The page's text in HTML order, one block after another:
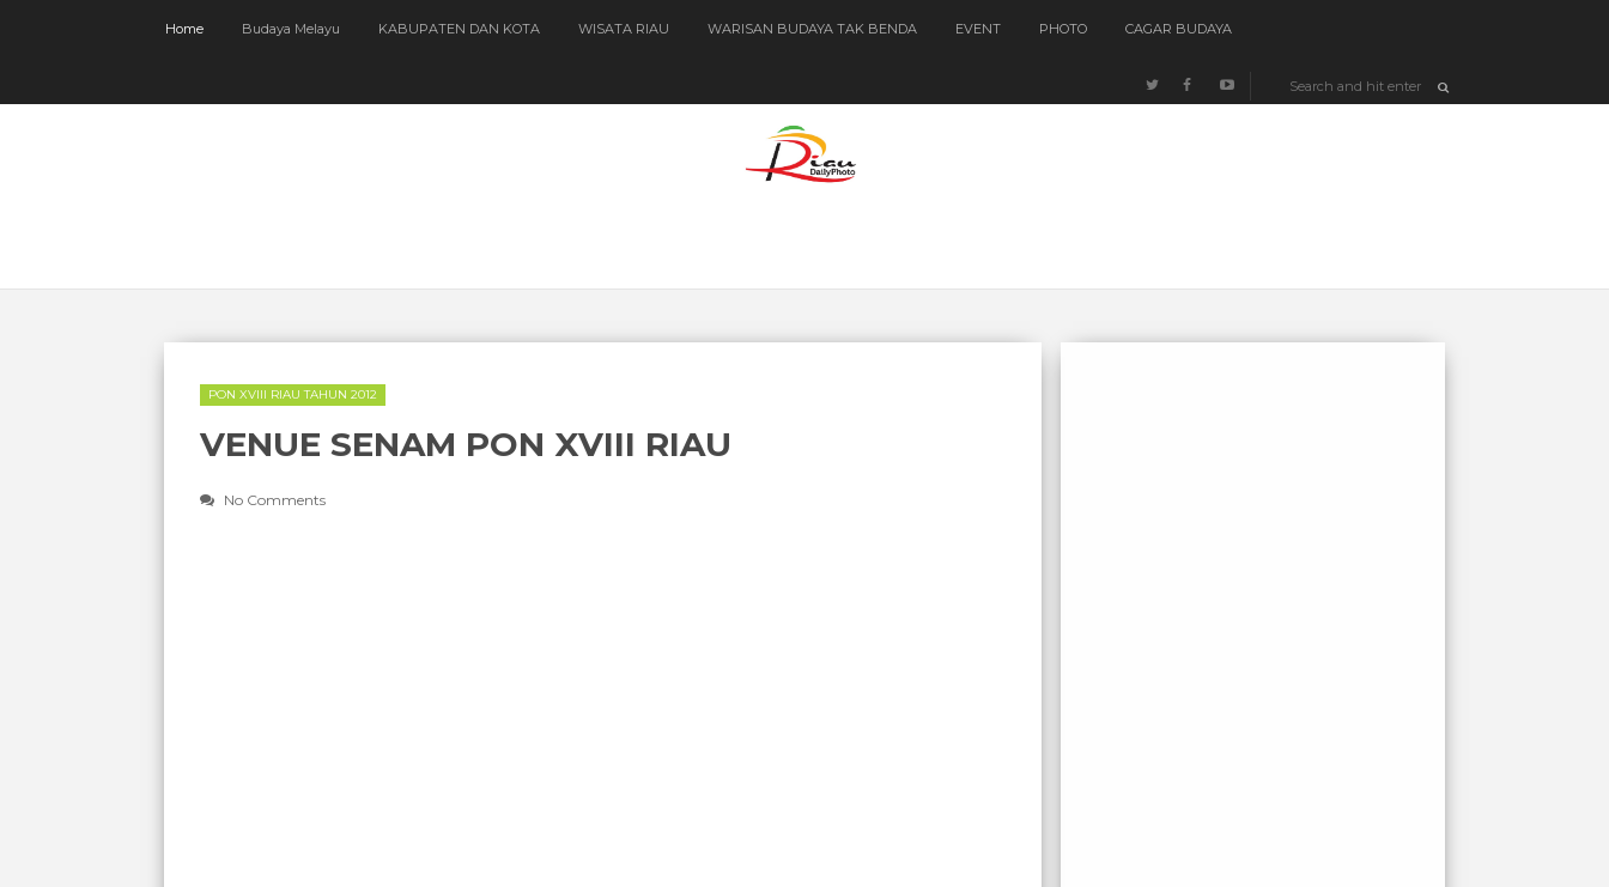
Home Budaya Melayu KABUPATEN DAN KOTA WISATA RIAU WARISAN BUDAYA TAK BENDA EVENT PHOTO CAGAR BUDAYA
PON XVIII RIAU TAHUN 2012
VENUE SENAM PON XVIII RIAU
No Comments